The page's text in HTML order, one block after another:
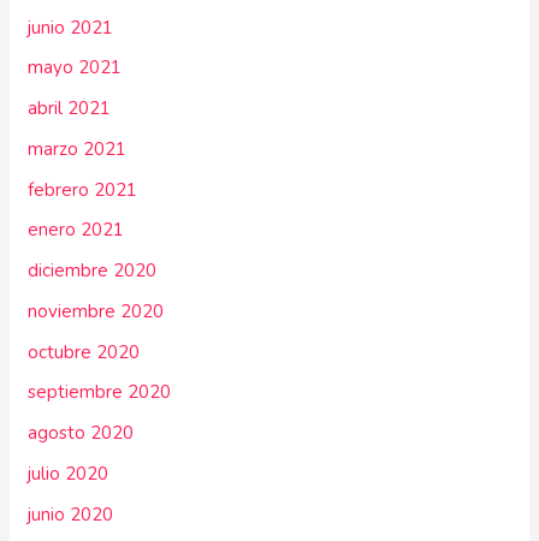
junio 2021
mayo 2021
abril 2021
marzo 2021
febrero 2021
enero 2021
diciembre 2020
noviembre 2020
octubre 2020
septiembre 2020
agosto 2020
julio 2020
junio 2020